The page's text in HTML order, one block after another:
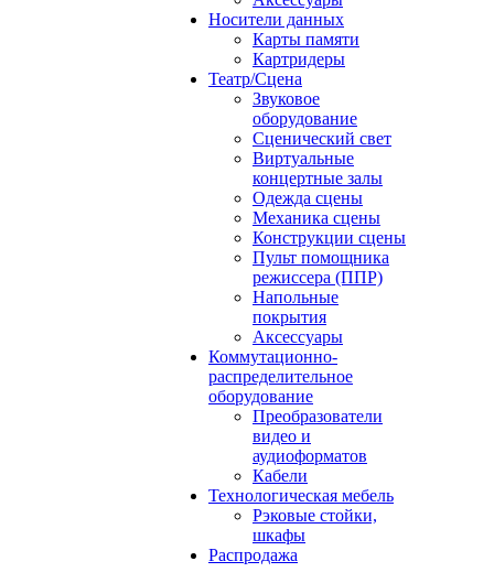
Носители данных
Карты памяти
Картридеры
Театр/Сцена
Звуковое
оборудование
Сценический свет
Виртуальные
концертные залы
Одежда сцены
Механика сцены
Конструкции сцены
Пульт помощника
режиссера (ППР)
Напольные
покрытия
Аксессуары
Коммутационно-
распределительное
оборудование
Преобразователи
видео и
аудиоформатов
Кабели
Технологическая мебель
Рэковые стойки,
шкафы
Распродажа